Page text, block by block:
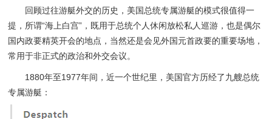
回顾过往游艇外交的历史，美国总统专属游艇的模式很值得一
提，所谓“海上白宫”，既用于总统个人休闲放松私人巡游，也是偶尔
国内政要精英开会的地点，当然还是会见外国元首政要的重要场地，
常用于非正式的政治和外交会议。
1880年至1977年间，近一个世纪里，美国官方历经了九艘总统
专属游艇：